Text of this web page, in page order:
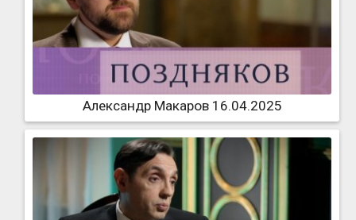
Александр Макаров 16.04.2025